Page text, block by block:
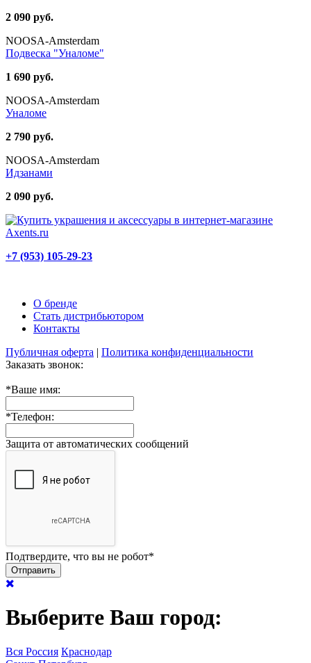
2 090 руб.
NOOSA-Amsterdam
Подвеска "Уналоме"
1 690 руб.
NOOSA-Amsterdam
Уналоме
2 790 руб.
NOOSA-Amsterdam
Идзанами
2 090 руб.
+7 (953) 105-29-23
О бренде
Стать дистрибьютором
Контакты
Публичная оферта | Политика конфиденциальности
Заказать звонок:
*Ваше имя:
*Телефон:
Защита от автоматических сообщений
Подтвердите, что вы не робот*
Выберите Ваш город:
Вся Россия Краснодар